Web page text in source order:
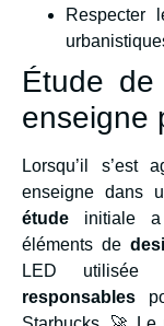
Respecter
Étude
enseigne
Lorsqu’il s’est
enseigne dans
étude initiale a
éléments de
LED utilisée
responsables